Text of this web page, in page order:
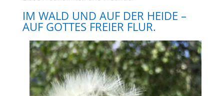
IM WALD UND AUF DER HEIDE –
AUF GOTTES FREIER FLUR.